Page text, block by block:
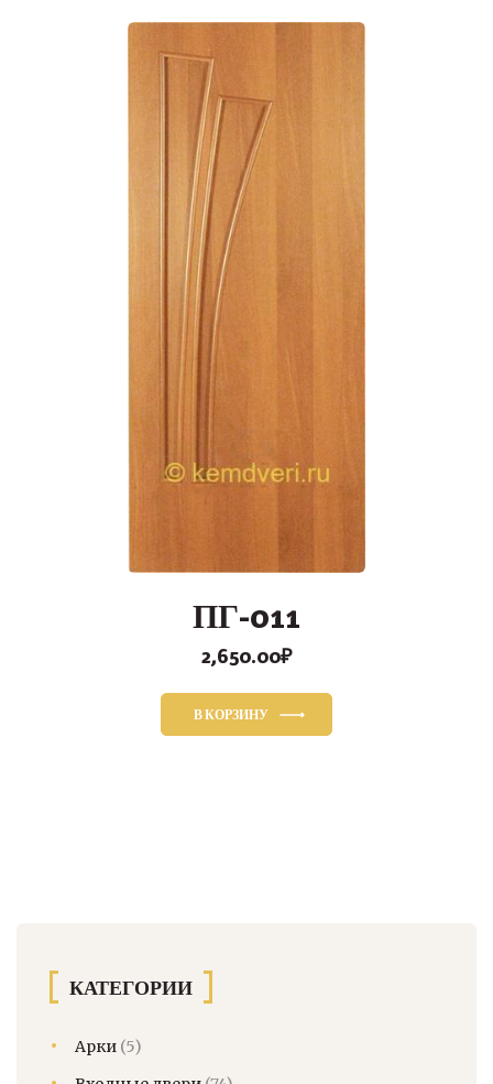
ПГ-011
2,650.00₽
В КОРЗИНУ
КАТЕГОРИИ
Арки (5)